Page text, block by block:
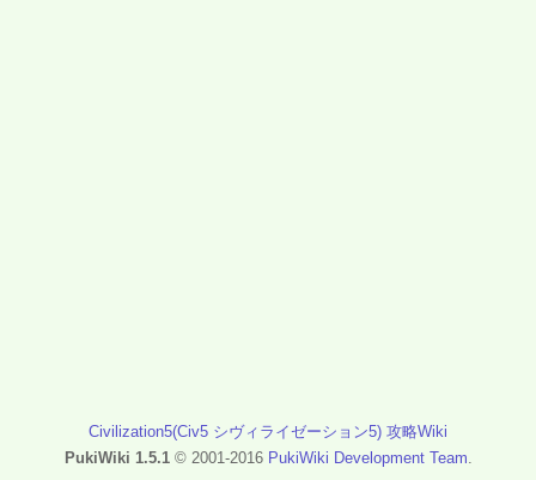
Civilization5(Civ5 シヴィライゼーション5) 攻略Wiki
PukiWiki 1.5.1© 2001-2016 PukiWiki Development Team.